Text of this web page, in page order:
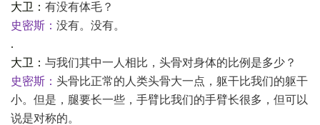
大卫： 有没有体毛？
史密斯： 没有。没有。
.
大卫： 与我们其中一人相比，头骨对身体的比例是多少？
史密斯： 头骨比正常的人类头骨大一点，躯干比我们的躯干
小。但是，腿要长一些，手臂比我们的手臂长很多，但可以
说是对称的。